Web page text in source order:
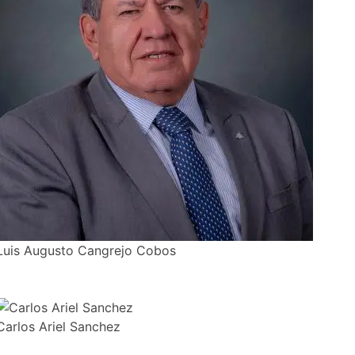
Augusto Cangrejo Cobos
Ariel Sanchez